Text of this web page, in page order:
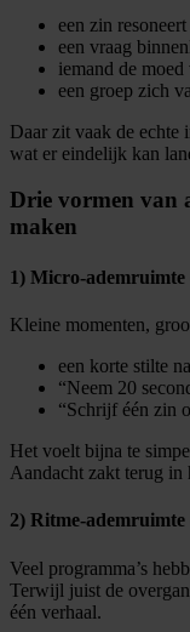
een zin resoneert
een vraag
iemand de
een groep zich
Daar zit vaak de
wat er eindelijk kan
Drie vormen van
maken
1) Micro-ademruimte
Kleine momenten,
een korte stilte
“Neem 20
“Schrijf één zin
Het voelt bijna te
Aandacht zakt terug
2) Ritme-ademruimte
Veel programma’s
Terwijl juist de
één verhaal.